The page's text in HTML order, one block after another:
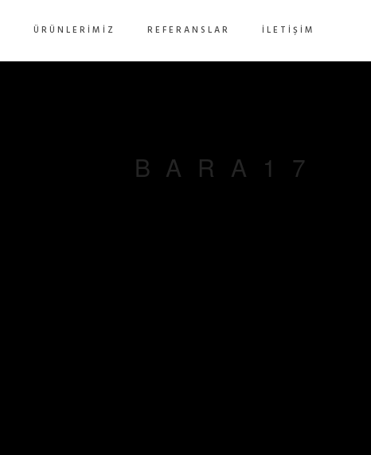
ÜRÜNLERIMIZ REFERANSLAR İLETIŞIM
BARA17